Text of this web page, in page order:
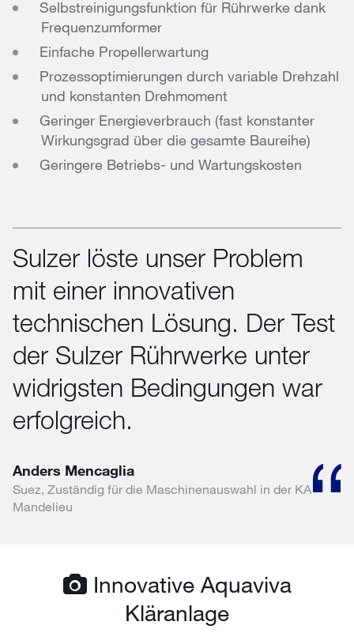
Selbstreinigungsfunktion für Rührwerke dank
Frequenzumformer
Einfache Propellerwartung
Prozessoptimierungen durch variable Drehzahl
und konstanten Drehmoment
Geringer Energieverbrauch (fast konstanter
Wirkungsgrad über die gesamte Baureihe)
Geringere Betriebs- und Wartungskosten
Sulzer löste unser Problem
mit einer innovativen
technischen Lösung. Der Test
der Sulzer Rührwerke unter
widrigsten Bedingungen war
erfolgreich.
Anders Mencaglia
Suez, Zuständig für die Maschinenauswahl in der KA
Mandelieu
Innovative Aquaviva
Kläranlage